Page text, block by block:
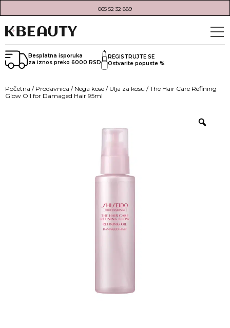
065 52 32 889
Besplatna isporuka
za iznos preko 6000 RSD
REGISTRUJTE SE
Ostvarite popuste %
Početna / Prodavnica / Nega kose / Ulja za kosu / The Hair Care Refining
Glow Oil for Damaged Hair 95ml